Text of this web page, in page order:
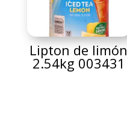
Lipton de limón
2.54kg 003431